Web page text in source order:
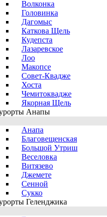
Волконка
Головинка
Дагомыс
Каткова Щель
Кудепста
Лазаревское
Лоо
Макопсе
Совет-Квадже
Хоста
Чемитоквадже
Якорная Щель
Анапы
Анапа
Благовещенская
Большой Утриш
Веселовка
Витязево
Джемете
Сенной
Сукко
Геленджика